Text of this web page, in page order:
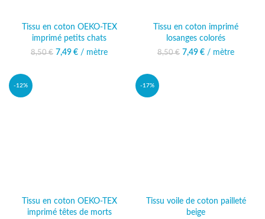
Tissu en coton OEKO-TEX
imprimé petits chats
8,50€
Le prix initial était :
7,49 € Le prix actuel
/ mètre
Tissu en coton imprimé
losanges colorés
8,50€
Le prix initial était :
7,49 € Le prix actuel
/ mètre
-12%
Tissu en coton OEKO-TEX
imprimé têtes de morts
-17%
Tissu voile de coton pailleté
beige